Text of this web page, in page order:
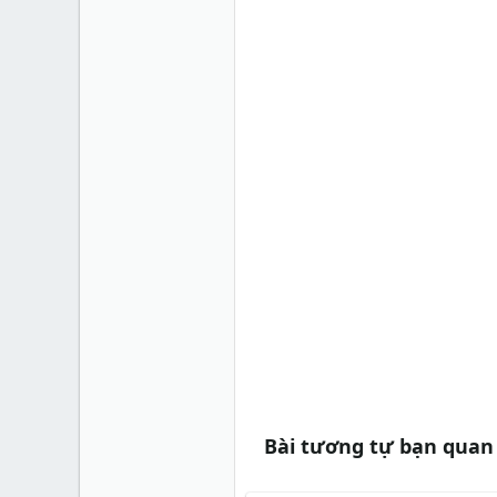
Bài tương tự bạn